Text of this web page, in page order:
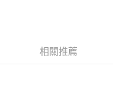
相關推薦